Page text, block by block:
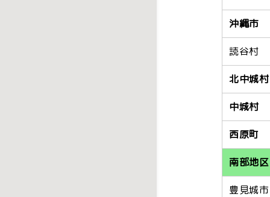
沖縄市
読谷村
北中城村
中城村
西原町
南部地区
豊見城市